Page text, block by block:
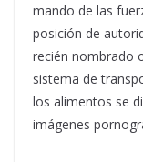
mando de las
posición de
recién nombrado
sistema de
los alimentos se
imágenes